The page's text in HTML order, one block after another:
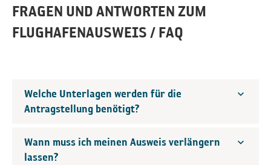
FRAGEN UND ANTWORTEN ZUM
FLUGHAFENAUSWEIS / FAQ
Welche Unterlagen werden für die
Antragstellung benötigt?
Wann muss ich meinen Ausweis verlängern
lassen?